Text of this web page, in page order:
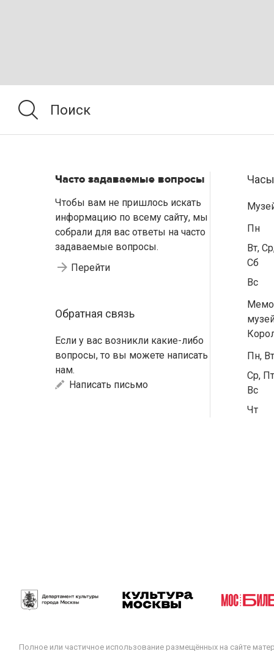
Часто задаваемые вопросы
Чтобы вам не пришлось искать
информацию по всему сайту, мы
собрали для вас ответы на часто
задаваемые вопросы.
Перейти
Обратная связь
Если у вас возникли какие-либо
вопросы, то вы можете написать
нам.
Написать письмо
Пн
Вт,
Сб
Вс
Пн,
Ср,
Вс
Чт
Полное или частичное использование размещённых на сайте